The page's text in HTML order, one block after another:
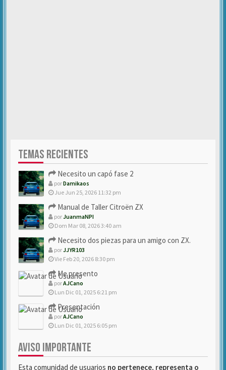
TEMAS RECIENTES
Necesito un capó fase 2
porDamikaos
Jue Jun 25, 2026 11:32 pm
Manual de Taller Citroën ZX
porJuanmaNPI
Dom Mar 08, 2026 3:40 am
Necesito dos piezas para un amigo con ZX.
porJJYR103
Vie Feb 20, 2026 8:30 pm
Me presento
porAJCano
Lun Dic 01, 2025 6:21 pm
Presentación
porAJCano
Lun Dic 01, 2025 6:05 pm
AVISO IMPORTANTE
Esta comunidad de usuarios no pertenece, representa o